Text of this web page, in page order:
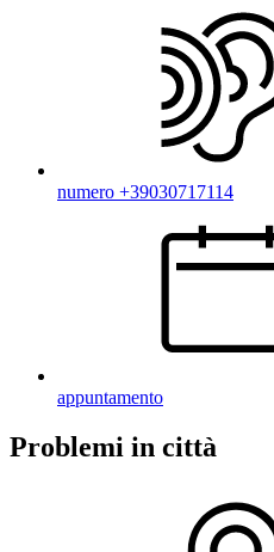
numero +39030717114
appuntamento
Problemi in città